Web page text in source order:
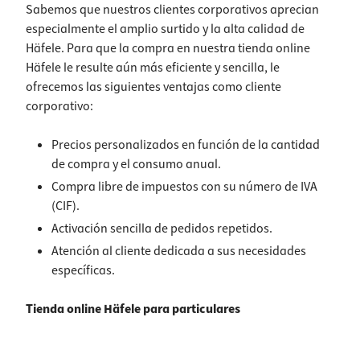
Sabemos que nuestros clientes corporativos aprecian
especialmente el amplio surtido y la alta calidad de
Häfele. Para que la compra en nuestra tienda online
Häfele le resulte aún más eficiente y sencilla, le
ofrecemos las siguientes ventajas como cliente
corporativo:
Precios personalizados en función de la cantidad
de compra y el consumo anual.
Compra libre de impuestos con su número de IVA
(CIF).
Activación sencilla de pedidos repetidos.
Atención al cliente dedicada a sus necesidades
específicas.
Tienda online Häfele para particulares